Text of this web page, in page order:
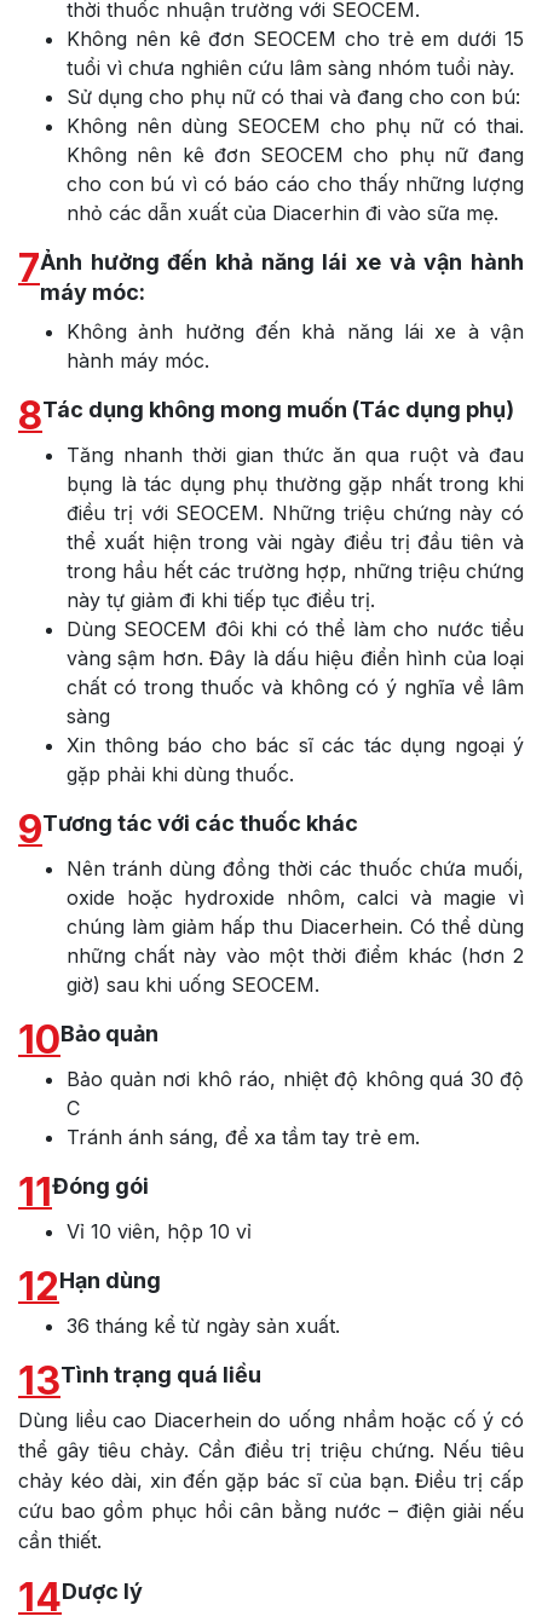
thời thuốc nhuận trường với SEOCEM.
Không nên kê đơn SEOCEM cho trẻ em dưới 15
tuổi vì chưa nghiên cứu lâm sàng nhóm tuổi này.
Sử dụng cho phụ nữ có thai và đang cho con bú:
Không nên dùng SEOCEM cho phụ nữ có thai.
Không nên kê đơn SEOCEM cho phụ nữ đang
cho con bú vì có báo cáo cho thấy những lượng
nhỏ các dẫn xuất của Diacerhin đi vào sữa mẹ.
7Ảnh hưởng đến khả năng lái xe và vận hành
máy móc:
Không ảnh hưởng đến khả năng lái xe à vận
hành máy móc.
8Tác dụng không mong muốn (Tác dụng phụ)
Tăng nhanh thời gian thức ăn qua ruột và đau
bụng là tác dụng phụ thường gặp nhất trong khi
điều trị với SEOCEM. Những triệu chứng này có
thể xuất hiện trong vài ngày điều trị đầu tiên và
trong hầu hết các trường hợp, những triệu chứng
này tự giảm đi khi tiếp tục điều trị.
Dùng SEOCEM đôi khi có thể làm cho nước tiểu
vàng sậm hơn. Đây là dấu hiệu điển hình của loại
chất có trong thuốc và không có ý nghĩa về lâm
sàng
Xin thông báo cho bác sĩ các tác dụng ngoại ý
gặp phải khi dùng thuốc.
9Tương tác với các thuốc khác
Nên tránh dùng đồng thời các thuốc chứa muối,
oxide hoặc hydroxide nhôm, calci và magie vì
chúng làm giảm hấp thu Diacerhein. Có thể dùng
những chất này vào một thời điểm khác (hơn 2
giờ) sau khi uống SEOCEM.
10Bảo quản
Bảo quản nơi khô ráo, nhiệt độ không quá 30 độ
C
Tránh ánh sáng, để xa tầm tay trẻ em.
11Đóng gói
Vỉ 10 viên, hộp 10 vỉ
12Hạn dùng
36 tháng kể từ ngày sản xuất.
13Tình trạng quá liều
Dùng liều cao Diacerhein do uống nhầm hoặc cố ý có
thể gây tiêu chảy. Cần điều trị triệu chứng. Nếu tiêu
chảy kéo dài, xin đến gặp bác sĩ của bạn. Điều trị cấp
cứu bao gồm phục hồi cân bằng nước – điện giải nếu
cần thiết.
14Dược lý